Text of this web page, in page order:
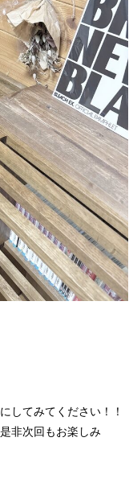
してみてください！！
非次回もお楽しみ